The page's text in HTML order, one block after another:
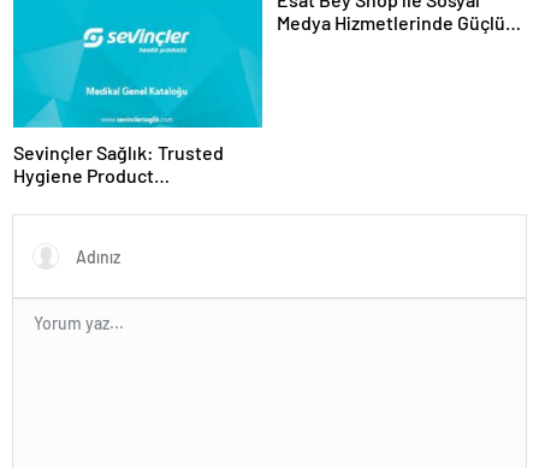
Sevinçler Sağlık: Trusted
Hygiene Product
Medya Hizmetlerinde Güçlü